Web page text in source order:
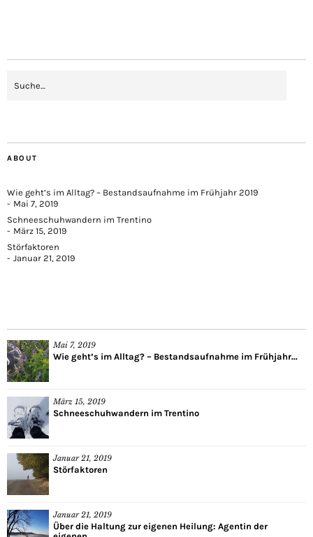
ABOUT
Wie geht’s im Alltag? – Bestandsaufnahme im Frühjahr 2019
Mai 7, 2019
Schneeschuhwandern im Trentino
März 15, 2019
Störfaktoren
Januar 21, 2019
Mai 7, 2019
Wie geht’s im Alltag? – Bestandsaufnahme im Frühjahr...
März 15, 2019
Schneeschuhwandern im Trentino
Januar 21, 2019
Störfaktoren
Januar 21, 2019
Über die Haltung zur eigenen Heilung: Agentin der